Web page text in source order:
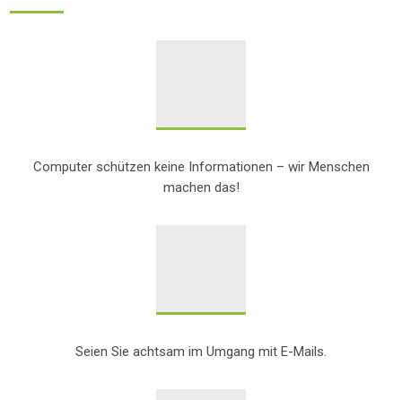
Computer schützen keine Informationen – wir Menschen
machen das!
Seien Sie achtsam im Umgang mit E-Mails.